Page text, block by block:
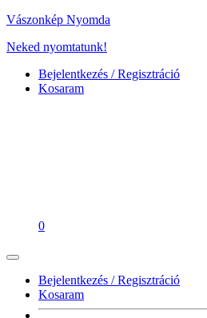
Vászonkép Nyomda
Neked nyomtatunk!
Bejelentkezés / Regisztráció
Kosaram
0
Bejelentkezés / Regisztráció
Kosaram